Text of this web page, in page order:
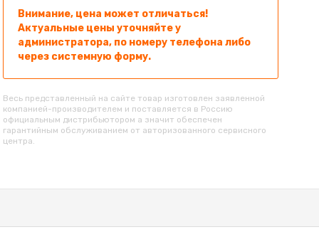
Внимание, цена может отличаться!
Актуальные цены уточняйте у
администратора, по номеру телефона либо
через системную форму.
Весь представленный на сайте товар изготовлен заявленной
компанией-производителем и поставляется в Россию
официальным дистрибьютором а значит обеспечен
гарантийным обслуживанием от авторизованного сервисного
центра.